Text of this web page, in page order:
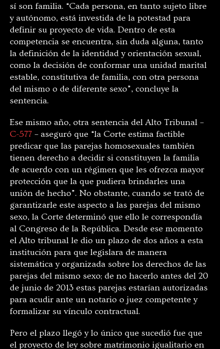
sí son familia. “Cada persona, en tanto sujeto libre
y autónomo, está investida de la potestad para
definir su proyecto de vida. Dentro de esta
competencia se encuentra, sin duda alguna, tanto
la definición de la identidad y orientación sexual,
como la decisión de conformar una unidad marital
estable, constitutiva de familia, con otra persona
del mismo o de diferente sexo”, concluye la
sentencia.
Ese mismo año, otra sentencia del Alto Tribunal –
C-577 – aseguró que “la Corte estima factible
predicar que las parejas homosexuales también
tienen derecho a decidir si constituyen la familia
de acuerdo con un régimen que les ofrezca mayor
protección que la que pudiera brindarles una
unión de hecho”. No obstante, cuando se trató de
garantizarle este aspecto a las parejas del mismo
sexo, la Corte determinó que ello le correspondía
al Congreso de la República. Desde ese momento
el Alto tribunal le dio un plazo de dos años a esta
institución para que legislara de manera
sistemática y organizada sobre los derechos de las
parejas del mismo sexo; de no hacerlo antes del 20
de junio de 2013 estas parejas estarían autorizadas
para acudir ante un notario o juez competente y
formalizar su vínculo contractual.
Pero el plazo llegó y lo único que sucedió fue que
el proyecto de ley sobre matrimonio igualitario en